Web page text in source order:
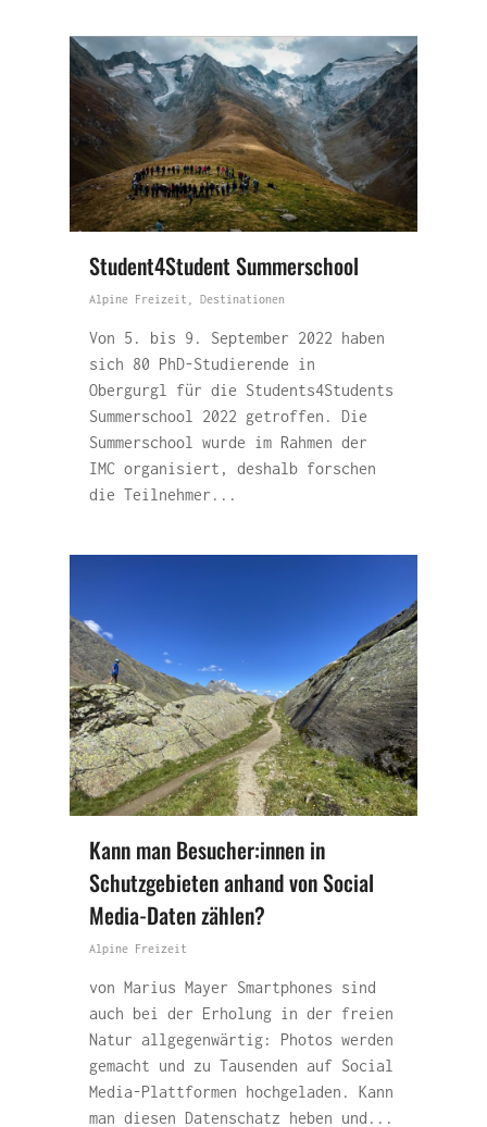
Student4Student Summerschool
Alpine Freizeit , Destinationen
Von 5. bis 9. September 2022 haben
sich 80 PhD-Studierende in
Obergurgl für die Students4Students
Summerschool 2022 getroffen. Die
Summerschool wurde im Rahmen der
IMC organisiert, deshalb forschen
die Teilnehmer...
Kann man Besucher:innen in
Schutzgebieten anhand von Social
Media-Daten zählen?
Alpine Freizeit
von Marius Mayer Smartphones sind
auch bei der Erholung in der freien
Natur allgegenwärtig: Photos werden
gemacht und zu Tausenden auf Social
Media-Plattformen hochgeladen. Kann
man diesen Datenschatz heben und...